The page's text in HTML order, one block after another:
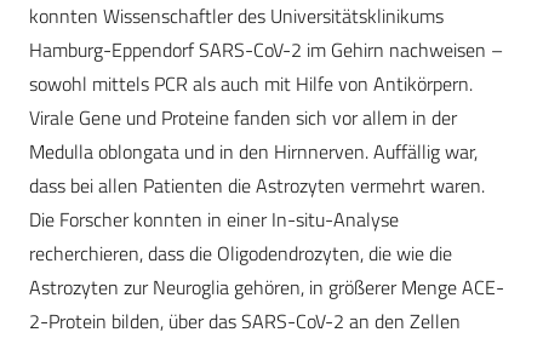
konnten Wissenschaftler des Universitätsklinikums
Hamburg-Eppendorf SARS-CoV-2 im Gehirn nachweisen –
sowohl mittels PCR als auch mit Hilfe von Antikörpern.
Virale Gene und Proteine fanden sich vor allem in der
Medulla oblongata und in den Hirnnerven. Auffällig war,
dass bei allen Patienten die Astrozyten vermehrt waren.
Die Forscher konnten in einer In-situ-Analyse
recherchieren, dass die Oligodendrozyten, die wie die
Astrozyten zur Neuroglia gehören, in größerer Menge ACE-
2-Protein bilden, über das SARS-CoV-2 an den Zellen